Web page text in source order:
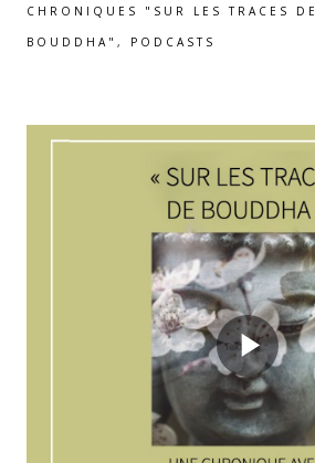
CHRONIQUES "SUR LES TRACES DE
BOUDDHA" , PODCASTS